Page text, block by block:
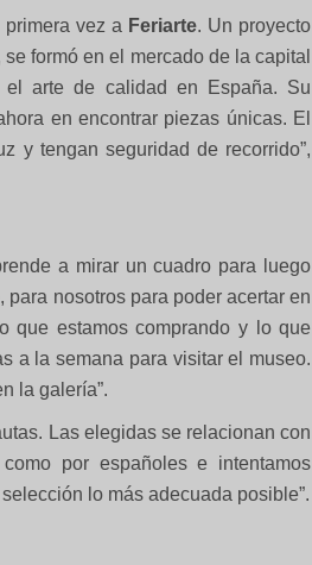
vez a Feriarte. Un proyecto
formó en el mercado de la capital
el arte de calidad en España. Su
en encontrar piezas únicas. El
y tengan seguridad de recorrido”,
a mirar un cuadro para luego
nosotros para poder acertar en
que estamos comprando y lo que
a la semana para visitar el museo.
la galería”.
Las elegidas se relacionan con
por españoles e intentamos
lo más adecuada posible”.